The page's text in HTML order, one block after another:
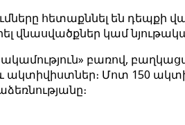
հետաքննել են դեպքի
վնասվածքներ կամ
բառով,
ակտիվիստներ։ Մոտ 150